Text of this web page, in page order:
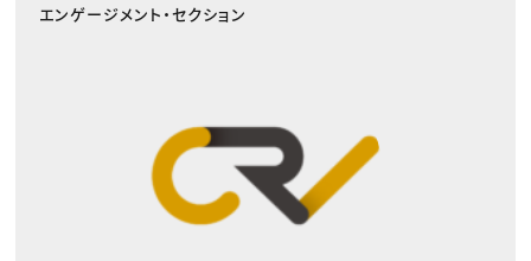
エンゲージメント・セクション